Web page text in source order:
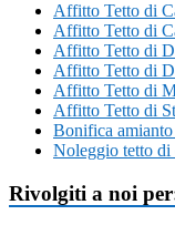
Affitto Tetto di
Affitto Tetto di
Affitto Tetto di
Affitto Tetto di
Affitto Tetto di
Affitto Tetto di
Bonifica
Noleggio tetto di
Rivolgiti a noi